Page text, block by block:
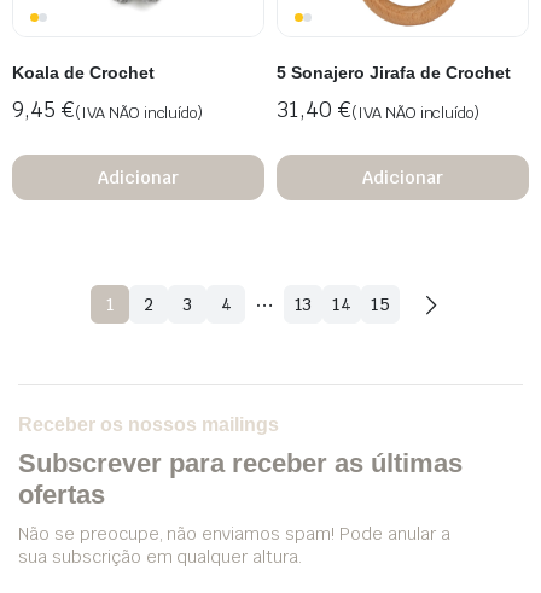
Koala de Crochet
9,45 €(IVA NÃO incluído)
Adicionar
5 Sonajero Jirafa de Crochet
31,40 €(IVA NÃO incluído)
Adicionar
1 2 3 4 … 13 14 15
Receber os nossos mailings
Subscrever para receber as últimas
ofertas
Não se preocupe, não enviamos spam! Pode anular a
sua subscrição em qualquer altura.